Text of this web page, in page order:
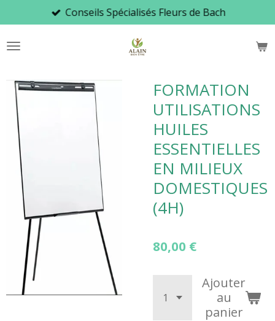
au
contenu
Conseils Spécialisés Fleurs de Bach
FORMATION
UTILISATIONS
HUILES
ESSENTIELLES
EN MILIEUX
DOMESTIQUES
(4H)
80,00 €
Ajouter
au
panier